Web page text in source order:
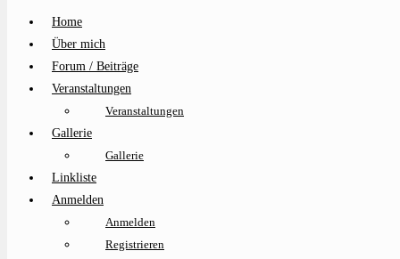
Home
Über mich
Forum / Beiträge
Veranstaltungen
Veranstaltungen
Gallerie
Gallerie
Linkliste
Anmelden
Anmelden
Registrieren